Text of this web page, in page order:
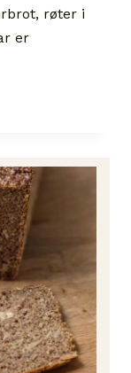
røter i
er